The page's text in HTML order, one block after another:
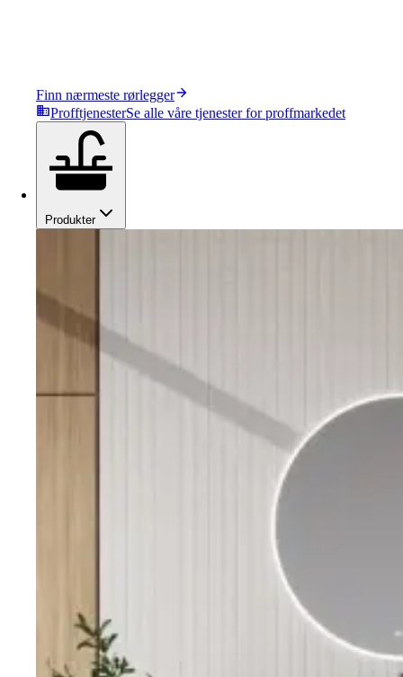
Finn nærmeste rørlegger
ProfftjenesterSe alle våre tjenester for proffmarkedet
Produkter